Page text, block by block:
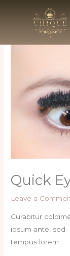
Quick
Leave a
Curabitur
ipsum ante, sed
tempus lorem .